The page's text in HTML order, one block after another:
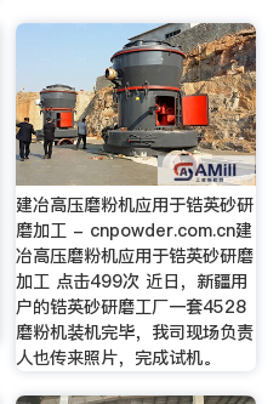
建冶高压磨粉机应用于锆英砂研
磨加工 - cnpowder.com.cn建
冶高压磨粉机应用于锆英砂研磨
加工 点击499次 近日，新疆用
户的锆英砂研磨工厂一套4528
磨粉机装机完毕，我司现场负责
人也传来照片，完成试机。